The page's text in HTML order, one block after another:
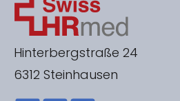
Hinterbergstraße 24
6312 Steinhausen